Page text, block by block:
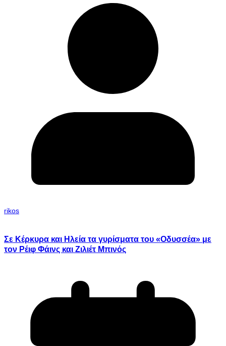
rikos
Σε Κέρκυρα και Ηλεία τα γυρίσματα του «Οδυσσέα» με
τον Ρέιφ Φάινς και Ζιλιέτ Μπινός